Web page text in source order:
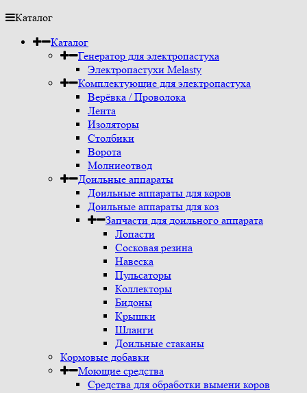
Каталог
Каталог
Генератор для электропастуха
Электропастухи Melasty
Комплектующие для электропастуха
Верёвка / Проволока
Лента
Изоляторы
Столбики
Ворота
Молниеотвод
Доильные аппараты
Доильные аппараты для коров
Доильные аппараты для коз
Запчасти для доильного аппарата
Лопасти
Сосковая резина
Навеска
Пульсаторы
Коллекторы
Бидоны
Крышки
Шланги
Доильные стаканы
Кормовые добавки
Моющие средства
Средства для обработки вымени коров